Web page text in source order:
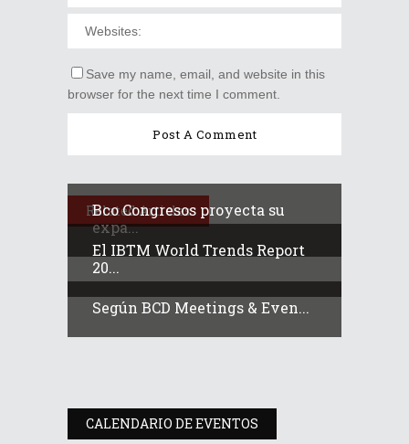
Save my name, email, and website in this
browser for the next time I comment.
Related Articles
Bco Congresos proyecta su
expa...
El IBTM World Trends Report
20...
Según BCD Meetings & Even...
CALENDARIO DE EVENTOS